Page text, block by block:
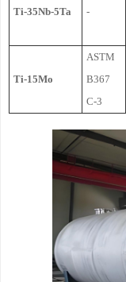
Ti-35Nb-5Ta -
Ti-15Mo
ASTM
B367
C-3